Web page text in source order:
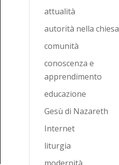
attualità
autorità nella chiesa
comunità
conoscenza e
apprendimento
educazione
Gesù di Nazareth
Internet
liturgia